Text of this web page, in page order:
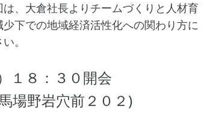
、大倉社長よりチームづくりと人材育
下での地域経済活性化への関わり方に
。
１８：３０開会
場野岩穴前２０２)